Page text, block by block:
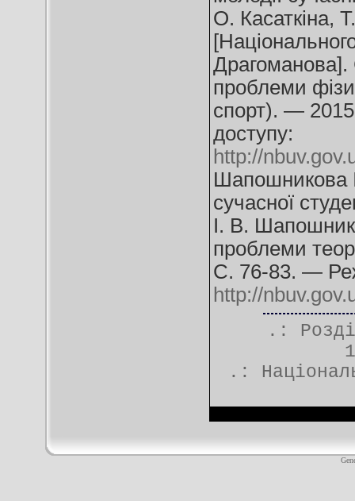
О. Касаткіна,
Драгоманова].
проблеми
спорт). —
доступу:
http://
Шапошникова
сучасної
І. В.
проблеми
С. 76-83. —
http://
.:
.: